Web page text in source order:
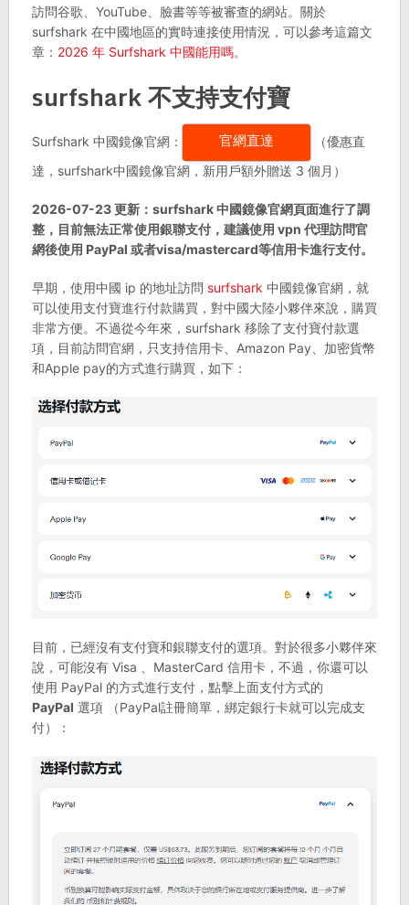
訪問谷歌、YouTube、臉書等等被審查的網站。關於
surfshark 在中國地區的實時連接使用情況，可以參考這篇文
章： 2026 年 Surfshark 中國能用嗎。
surfshark 不支持支付寶
Surfshark 中國鏡像官網： 官網直達
（優惠直
達，surfshark中國鏡像官網，新用戶額外贈送 3 個月）
2026-07-23 更新：surfshark 中國鏡像官網頁面進行了調
整，目前無法正常使用銀聯支付，建議使用 vpn 代理訪問官
網後使用 PayPal 或者visa/mastercard等信用卡進行支付。
早期，使用中國 ip 的地址訪問 surfshark 中國鏡像官網，就
可以使用支付寶進行付款購買，對中國大陸小夥伴來說，購買
非常方便。不過從今年來，surfshark 移除了支付寶付款選
項，目前訪問官網，只支持信用卡、Amazon Pay、加密貨幣
和Apple pay的方式進行購買，如下：
目前，已經沒有支付寶和銀聯支付的選項。對於很多小夥伴來
說，可能沒有 Visa 、MasterCard 信用卡，不過，你還可以
使用 PayPal 的方式進行支付，點擊上面支付方式的
PayPal 選項 （PayPal註冊簡單，綁定銀行卡就可以完成支
付）：